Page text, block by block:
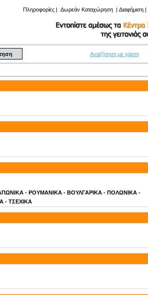
Πληροφορίες | Δωρεάν Καταχώρηση | Διαφήμιση |
Αναζήτηση με χάρτη
- ΡΟΥΜΑΝΙΚΑ - ΒΟΥΛΓΑΡΙΚΑ - ΠΟΛΩΝΙΚΑ -
- ΤΣΕΧΙΚΑ